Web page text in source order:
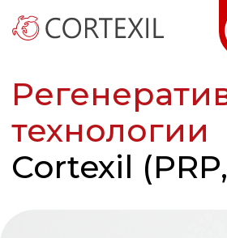
технологии
Cortexil (PRP, SVF)
Быстро, легко, безопасно